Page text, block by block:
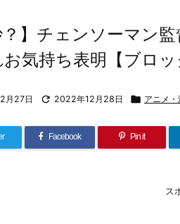
？】チェンソーマン
気持ち表明【ブロ
月27日  2022年12月28日  アニメ・
Facebook Pin it
ス